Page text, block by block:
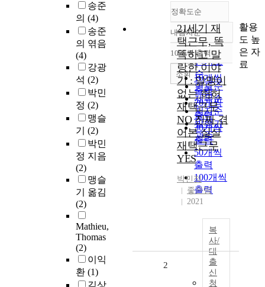
송준
의 (4)
송준
의 엮음
(4)
강광
석 (2)
박민
정 (2)
맹슬
기 (2)
박민
정 지음
(2)
맹슬
기 옮김
(2)
Mathieu,
Thomas
(2)
이익
환 (1)
정확도순
정확도
순
인기도
순
연도순
제목순
저자순
발행기
관순
내림차순
내림차순
10개씩 출력
10개씩
출력
20개씩
출력
30개씩
출력
50개씩
출력
100개씩
출력
조회
21세기 재
택근무, 똑
똑하고 말
랑한 이야
기 : 알맹이
없는 허허
재택근무
NO 진짜 겪
어본 실실
재택근무
YES
박민정
좋은땅
2021
복
사/
대
출
신
청
2
활용
도 높
은 자
료